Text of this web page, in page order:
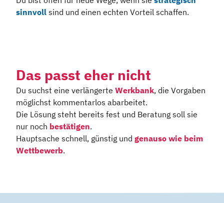
sinnvoll sind und einen echten Vorteil schaffen.
Das passt eher nicht
Du suchst eine verlängerte Werkbank, die Vorgaben
möglichst kommentarlos abarbeitet.
Die Lösung steht bereits fest und Beratung soll sie
nur noch bestätigen.
Hauptsache schnell, günstig und genauso wie beim
Wettbewerb.